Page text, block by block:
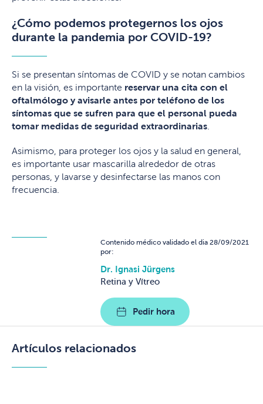
¿Cómo podemos protegernos los ojos
durante la pandemia por COVID-19?
Si se presentan síntomas de COVID y se notan cambios
en la visión, es importante reservar una cita con el
oftalmólogo y avisarle antes por teléfono de los
síntomas que se sufren para que el personal pueda
tomar medidas de seguridad extraordinarias
Asimismo, para proteger los ojos y la salud en general,
es importante usar mascarilla alrededor de otras
personas, y lavarse y desinfectarse las manos con
frecuencia.
Contenido médico validado el dia 28/09/2021
por:
Dr. Ignasi Jürgens
Retina y Vítreo
Pedir hora
Artículos relacionados